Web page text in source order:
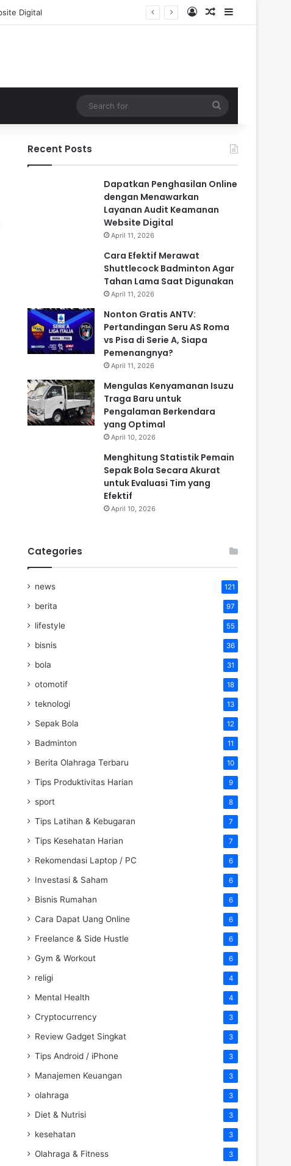
Log InRandom Article
Sidebar
for
Recent Posts
Dapatkan Penghasilan Online
dengan Menawarkan
Layanan Audit Keamanan
Website Digital
April 11, 2026
Cara Efektif Merawat
Shuttlecock Badminton Agar
Tahan Lama Saat Digunakan
April 11, 2026
Nonton Gratis ANTV:
Pertandingan Seru AS Roma
vs Pisa di Serie A, Siapa
Pemenangnya?
April 11, 2026
Mengulas Kenyamanan Isuzu
Traga Baru untuk
Pengalaman Berkendara
yang Optimal
April 10, 2026
Menghitung Statistik Pemain
Sepak Bola Secara Akurat
untuk Evaluasi Tim yang
Efektif
April 10, 2026
Categories
news 121
berita 97
lifestyle 55
bisnis 36
bola 31
otomotif 18
teknologi 13
Sepak Bola 12
Badminton 11
Berita Olahraga Terbaru 10
Tips Produktivitas Harian 9
sport 8
Tips Latihan & Kebugaran 7
Tips Kesehatan Harian 7
Rekomendasi Laptop / PC 6
Investasi & Saham 6
Bisnis Rumahan 6
Cara Dapat Uang Online 6
Freelance & Side Hustle 6
Gym & Workout 6
religi 4
Mental Health 4
Cryptocurrency 3
Review Gadget Singkat 3
Tips Android / iPhone 3
Manajemen Keuangan 3
olahraga 3
Diet & Nutrisi 3
kesehatan 3
Olahraga & Fitness 3